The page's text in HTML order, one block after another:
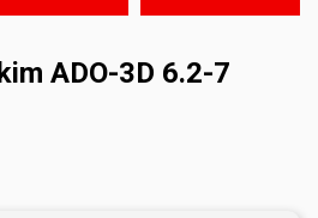
ADO-3D 6.2-7